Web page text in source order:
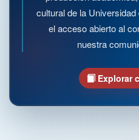
cultural de la
el acceso abierto al
nuestra
Explorar